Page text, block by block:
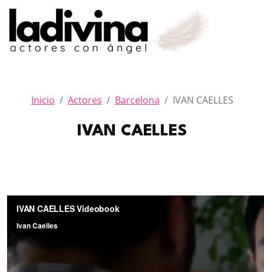
Inicio Actores Barcelona IVAN CAELLES
IVAN CAELLES